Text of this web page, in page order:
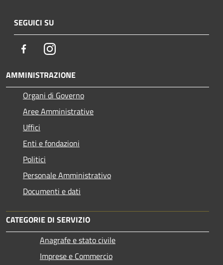
SEGUICI SU
FacebookInstagram
AMMINISTRAZIONE
Organi di Governo
Aree Amministrative
Uffici
Enti e fondazioni
Politici
Personale Amministrativo
Documenti e dati
CATEGORIE DI SERVIZIO
Anagrafe e stato civile
Imprese e Commercio